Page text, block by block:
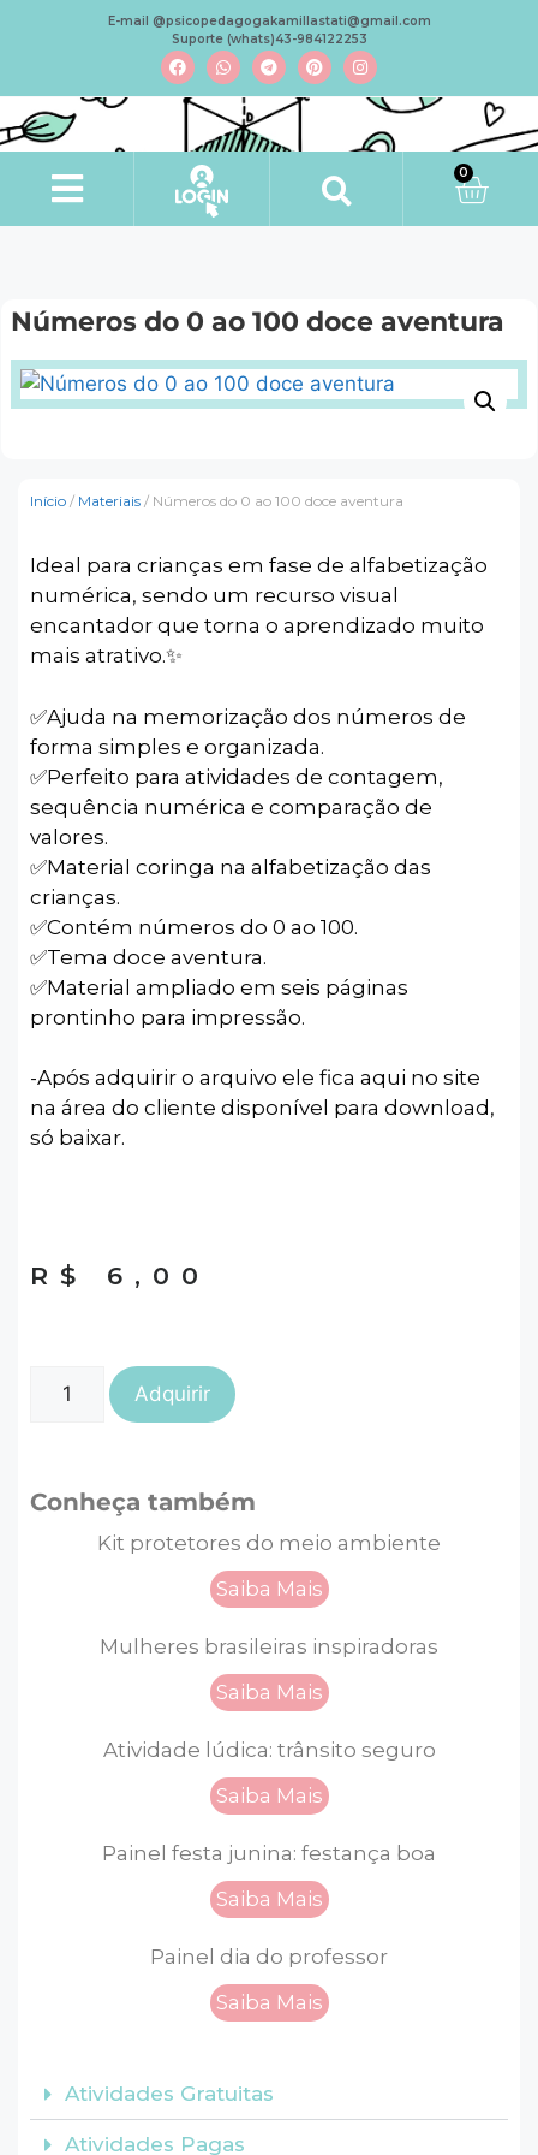
E-mail @psicopedagogakamillastati@gmail.com
Suporte (whats)43-984122253
0
Números do 0 ao 100 doce aventura
Início / Materiais / Números do 0 ao 100 doce aventura
Ideal para crianças em fase de alfabetização
numérica, sendo um recurso visual
encantador que torna o aprendizado muito
mais atrativo.✨️
✅️Ajuda na memorização dos números de
forma simples e organizada.
✅️Perfeito para atividades de contagem,
sequência numérica e comparação de
valores.
✅️Material coringa na alfabetização das
crianças.
✅️Contém números do 0 ao 100.
✅️Tema doce aventura.
✅️Material ampliado em seis páginas
prontinho para impressão.
-Após adquirir o arquivo ele fica aqui no site
na área do cliente disponível para download,
só baixar.
R$ 6,00
Adquirir
Conheça também
Kit protetores do meio ambiente
Saiba Mais
Mulheres brasileiras inspiradoras
Saiba Mais
Atividade lúdica: trânsito seguro
Saiba Mais
Painel festa junina: festança boa
Saiba Mais
Painel dia do professor
Saiba Mais
Atividades Gratuitas
Atividades Pagas